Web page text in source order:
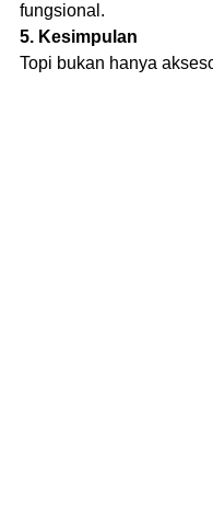
fungsional.
5. Kesimpulan
Topi bukan hanya